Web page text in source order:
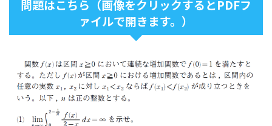
問題はこちら（画像をクリックするとPDFフ
ァイルで開きます。）